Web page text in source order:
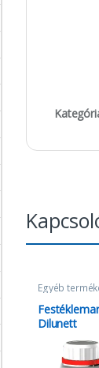
Egyéb
Dilunett